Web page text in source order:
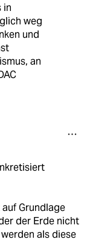
in
weg
und
an
Grundlage
der Erde nicht
als diese